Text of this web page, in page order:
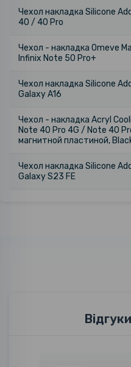
Чехол накладка Silicone
40 / 40 Pro
Чехол - накладка Omeve
Infinix Note 50 Pro+
Чехол накладка Silicone
Galaxy A16
Чехол - накладка Acryl
Note 40 Pro 4G / Note 40
магнитной пластиной,
Чехол накладка Silicone
Galaxy S23 FE